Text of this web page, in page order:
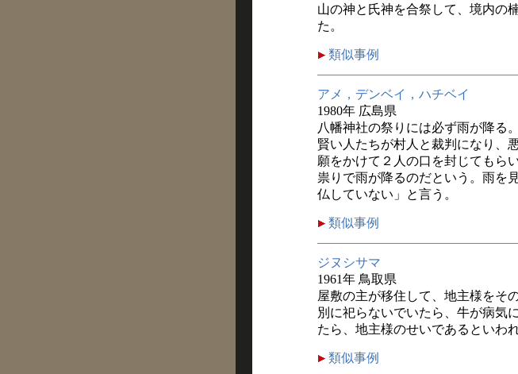
山の神と氏神を合祭して、境内の
た。
類似事例
アメ，デンベイ，ハチベイ
1980年 広島県
八幡神社の祭りには必ず雨が降る
賢い人たちが村人と裁判になり、
願をかけて２人の口を封じてもら
祟りで雨が降るのだという。雨を
仏していない」と言う。
類似事例
ジヌシサマ
1961年 鳥取県
屋敷の主が移住して、地主様をそ
別に祀らないでいたら、牛が病気
たら、地主様のせいであるといわ
類似事例